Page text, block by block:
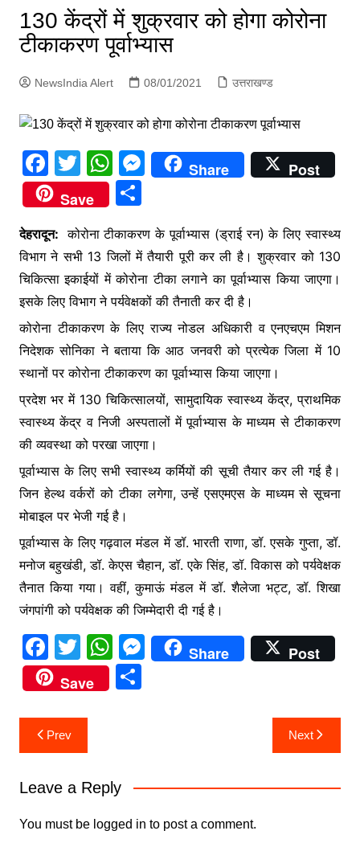
130 केंद्रों में शुक्रवार को होगा कोरोना
टीकाकरण पूर्वाभ्यास
NewsIndia Alert 08/01/2021 उत्तराखण्ड
F
a
c
e
b
o
o
k
T
w
itt
er
W
h
at
s
A
p
p
M
e
s
e
n
g
er
Share
Post
Save
S
ar
e
देहरादून: कोरोना टीकाकरण के पूर्वाभ्यास (ड्राई रन) के लिए स्वास्थ्य
विभाग ने सभी 13 जिलों में तैयारी पूरी कर ली है। शुक्रवार को 130
चिकित्सा इकाईयों में कोरोना टीका लगाने का पूर्वाभ्यास किया जाएगा।
इसके लिए विभाग ने पर्यवेक्षकों की तैनाती कर दी है।
कोरोना टीकाकरण के लिए राज्य नोडल अधिकारी व एनएचएम मिशन
निदेशक सोनिका ने बताया कि आठ जनवरी को प्रत्येक जिला में 10
स्थानों पर कोरोना टीकाकरण का पूर्वाभ्यास किया जाएगा।
प्रदेश भर में 130 चिकित्सालयों, सामुदायिक स्वास्थ्य केंद्र, प्राथमिक
स्वास्थ्य केंद्र व निजी अस्पतालों में पूर्वाभ्यास के माध्यम से टीकाकरण
की व्यवस्था को परखा जाएगा।
पूर्वाभ्यास के लिए सभी स्वास्थ्य कर्मियों की सूची तैयार कर ली गई है।
जिन हेल्थ वर्करों को टीका लगेगा, उन्हें एसएमएस के माध्यम से सूचना
मोबाइल पर भेजी गई है।
पूर्वाभ्यास के लिए गढ़वाल मंडल में डॉ. भारती राणा, डॉ. एसके गुप्ता, डॉ.
मनोज बहुखंडी, डॉ. केएस चैहान, डॉ. एके सिंह, डॉ. विकास को पर्यवेक्षक
तैनात किया गया। वहीं, कुमाऊं मंडल में डॉ. शैलेजा भट्ट, डॉ. शिखा
जंगपांगी को पर्यवेक्षक की जिम्मेदारी दी गई है।
F
a
c
e
b
o
k
T
w
itt
er
W
h
at
p
p
M
e
er
Share
Post
Save
S
Post
navigation
Prev Next
Leave a Reply
You must be logged in to post a comment.